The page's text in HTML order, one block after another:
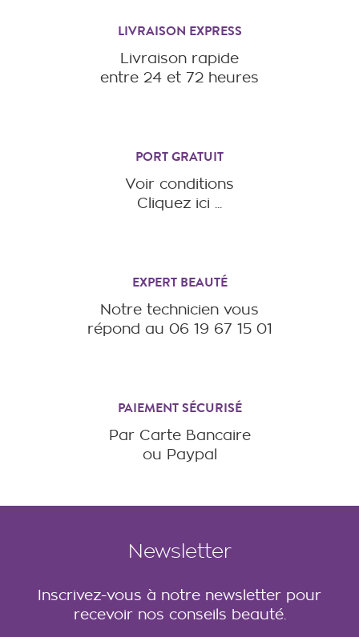
LIVRAISON EXPRESS
Livraison rapide
entre 24 et 72 heures
PORT GRATUIT
Voir conditions
Cliquez ici ...
EXPERT BEAUTÉ
Notre technicien vous
répond au 06 19 67 15 01
PAIEMENT SÉCURISÉ
Par Carte Bancaire
ou Paypal
Newsletter
Inscrivez-vous à notre newsletter pour
recevoir nos conseils beauté.